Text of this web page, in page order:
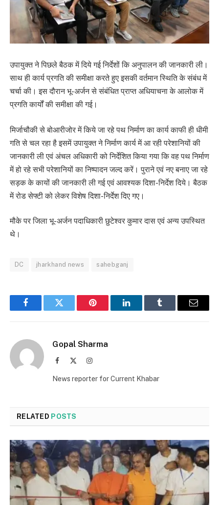
उपायुक्त ने पिछले बैठक में दिये गई निर्देशों कि अनुपालन की जानकारी ली।
साथ ही कार्य प्रगति की समीक्षा करते हुए इसकी वर्तमान स्थिति के संबंध में
चर्चा की। इस दौरान भू-अर्जन से संबंधित प्राप्त अधियाचना के आलोक में
प्रगति कार्यों की समीक्षा की गई।
मिर्जाचौकी से बोआरीजोर में किये जा रहे पथ निर्माण का कार्य काफी ही धीमी
गति से चल रहा है इसमें उपायुक्त ने निर्माण कार्य में आ रही परेशानियों की
जानकारी ली एवं अंचल अधिकारी को निर्देशित किया गया कि वह पथ निर्माण
में हो रहे सभी परेशानियों का निष्पादन जल्द करें। पुराने एवं नए बनाए जा रहे
सड़क के कायों की जानकारी ली गई एवं आवश्यक दिशा-निर्देश दिये। बैठक
में रोड सेफ्टी को लेकर विशेष दिशा-निर्देश दिए गए।
मौके पर जिला भू-अर्जन पदाधिकारी छुटेश्वर कुमार दास एवं अन्य उपस्थित
थे।
DC jharkhand news sahebganj
FacebookTwitter Pinterest LinkedInTumblr Email
Gopal Sharma
Facebook Instagram
News reporter for Current Khabar
RELATED POSTS